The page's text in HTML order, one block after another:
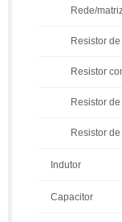
Rede/
Resistor
Resistor
Resistor
Resistor
Indutor
Capacitor